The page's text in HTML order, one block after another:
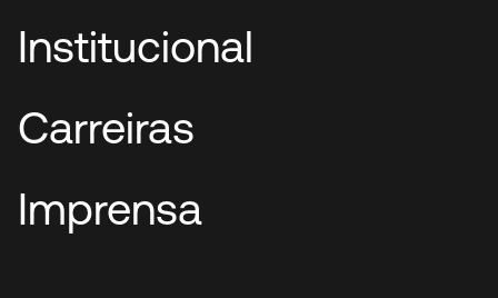
Institucional
Carreiras
Imprensa